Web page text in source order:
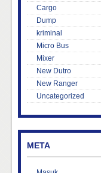
Cargo
Dump
kriminal
Micro Bus
Mixer
New Dutro
New Ranger
Uncategorized
META